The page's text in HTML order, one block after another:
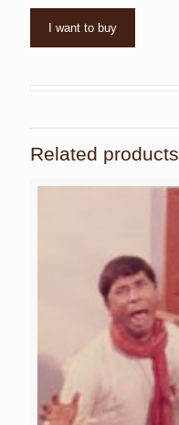
I want to buy
Related products